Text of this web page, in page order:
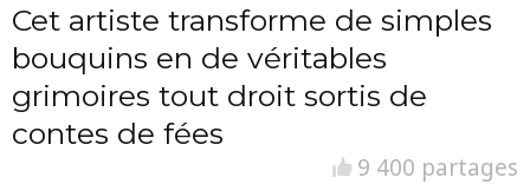
Cet artiste transforme de simples
bouquins en de véritables
grimoires tout droit sortis de
contes de fées
9 400 partages